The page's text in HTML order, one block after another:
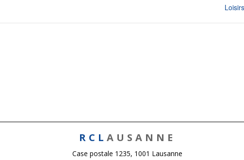
Loisirs
RCL AUSANNE
Case postale 1235, 1001 Lausanne